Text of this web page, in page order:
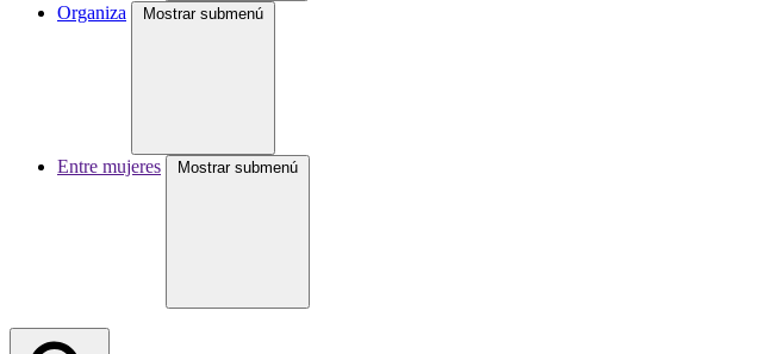
Organiza Mostrar submenú
Entre mujeres Mostrar submenú